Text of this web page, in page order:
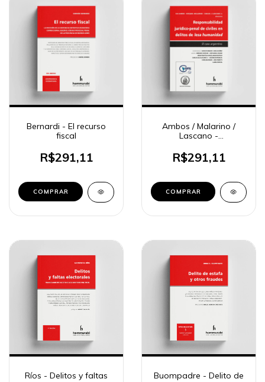
Bernardi - El recurso
fiscal
R$291,11
COMPRAR
Ambos / Malarino /
Lascano -
jurídico-penal de civiles
en delitos de lesa
R$291,11
COMPRAR
Ríos - Delitos y faltas
Buompadre - Delito de